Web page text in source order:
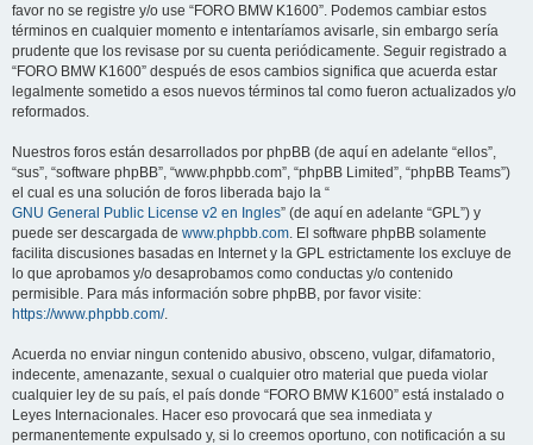
favor no se registre y/o use “FORO BMW K1600”. Podemos cambiar estos
términos en cualquier momento e intentaríamos avisarle, sin embargo sería
prudente que los revisase por su cuenta periódicamente. Seguir registrado a
“FORO BMW K1600” después de esos cambios significa que acuerda estar
legalmente sometido a esos nuevos términos tal como fueron actualizados y/o
reformados.
Nuestros foros están desarrollados por phpBB (de aquí en adelante “ellos”,
“sus”, “software phpBB”, “www.phpbb.com”, “phpBB Limited”, “phpBB Teams”)
el cual es una solución de foros liberada bajo la “
GNU General Public License v2 en Ingles” (de aquí en adelante “GPL”) y
puede ser descargada de www.phpbb.com . El software phpBB solamente
facilita discusiones basadas en Internet y la GPL estrictamente los excluye de
lo que aprobamos y/o desaprobamos como conductas y/o contenido
permisible. Para más información sobre phpBB, por favor visite:
https://www.phpbb.com/.
Acuerda no enviar ningun contenido abusivo, obsceno, vulgar, difamatorio,
indecente, amenazante, sexual o cualquier otro material que pueda violar
cualquier ley de su país, el país donde “FORO BMW K1600” está instalado o
Leyes Internacionales. Hacer eso provocará que sea inmediata y
permanentemente expulsado y, si lo creemos oportuno, con notificación a su